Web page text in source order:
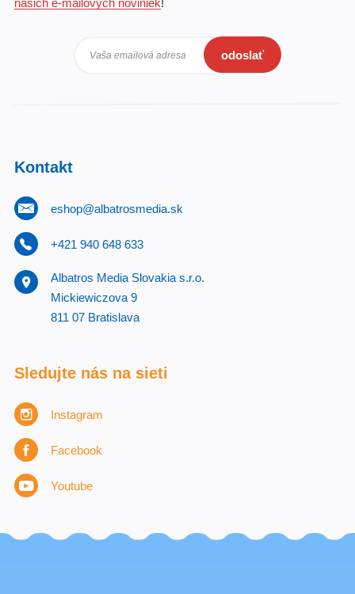
našich e-mailových noviniek!
Vaša emailová adresa odoslať
Kontakt
eshop@albatrosmedia.sk
+421 940 648 633
Albatros Media Slovakia s.r.o.
Mickiewiczova 9
811 07 Bratislava
Sledujte nás na sieti
Instagram
Facebook
Youtube